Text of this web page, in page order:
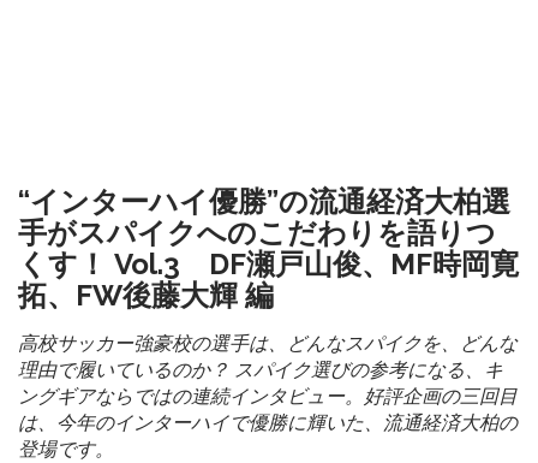
“インターハイ優勝”の流通経済大柏選
手がスパイクへのこだわりを語りつ
くす！ Vol.3 DF瀬戸山俊、MF時岡寛
拓、FW後藤大輝 編
高校サッカー強豪校の選手は、どんなスパイクを、どんな
理由で履いているのか？ スパイク選びの参考になる、キ
ングギアならではの連続インタビュー。好評企画の三回目
は、今年のインターハイで優勝に輝いた、流通経済大柏の
登場です。